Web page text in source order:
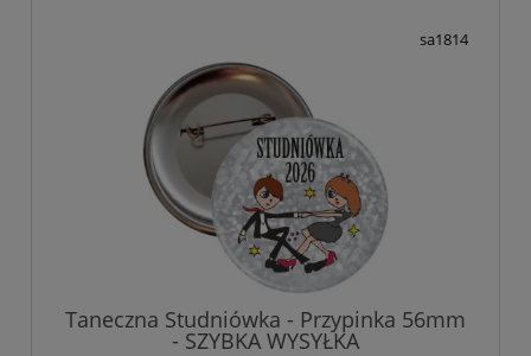
sa1814
Taneczna Studniówka - Przypinka 56mm
- SZYBKA WYSYŁKA